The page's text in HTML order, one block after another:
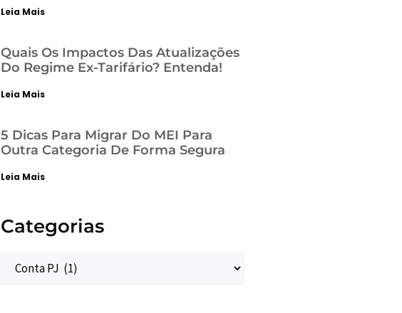
Leia Mais
Quais Os Impactos Das Atualizações
Do Regime Ex-Tarifário? Entenda!
Leia Mais
5 Dicas Para Migrar Do MEI Para
Outra Categoria De Forma Segura
Leia Mais
Categorias